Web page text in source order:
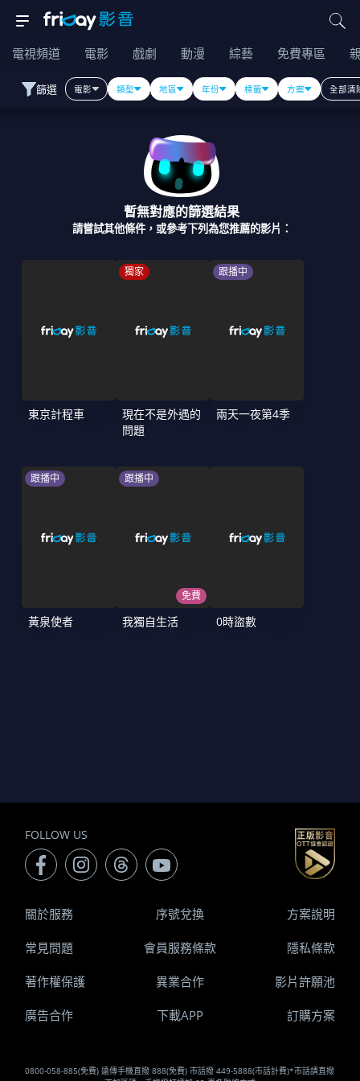
電視頻道 電影 戲劇 動漫 綜藝 免費專區
篩選 電影 類型 地區 年份 標籤 方案 全部清
暫無對應的篩選結果
請嘗試其他條件，或參考下列為您推薦的影片：
東京計程車
獨家
現在不是外遇的
問題
跟播中
兩天一夜第4季
跟播中
黃泉使者
跟播中
免費
我獨自生活 0時盜數
FOLLOW US
0800-058-885(免費) 遠傳手機直撥 888(免費) 市話撥 449-5888(市話計費)*市話請直撥
關於服務 序號兌換 方案說明
常見問題 會員服務條款 隱私條款
著作權保護 異業合作 影片許願池
廣告合作 下載APP 訂購方案